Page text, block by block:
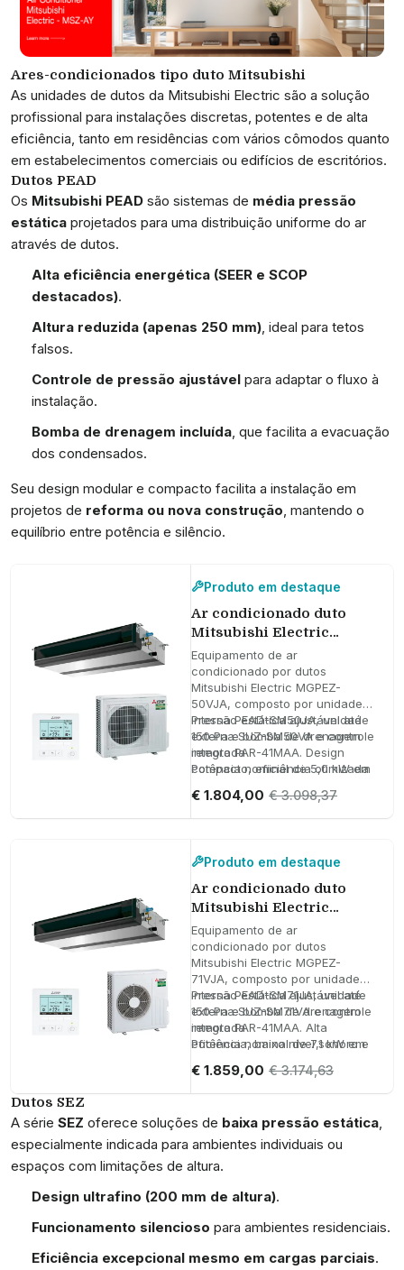
Ares-condicionados tipo duto Mitsubishi
As unidades de dutos da Mitsubishi Electric são a solução
profissional para instalações discretas, potentes e de alta
eficiência, tanto em residências com vários cômodos quanto
em estabelecimentos comerciais ou edifícios de escritórios.
Dutos PEAD
Os Mitsubishi PEAD são sistemas de média pressão
estática projetados para uma distribuição uniforme do ar
através de dutos.
Alta eficiência energética (SEER e SCOP
destacados).
Altura reduzida (apenas 250 mm) , ideal para tetos
falsos.
Controle de pressão ajustável para adaptar o fluxo à
instalação.
Bomba de drenagem incluída , que facilita a evacuação
dos condensados.
Seu design modular e compacto facilita a instalação em
projetos de reforma ou nova construção , mantendo o
equilíbrio entre potência e silêncio.
Produto em destaque
Ar condicionado duto
Mitsubishi Electric
MGPEZ-50VJA 5,0 kW
17000 BTU
Equipamento de ar
condicionado por dutos
Mitsubishi Electric MGPEZ-
50VJA, composto por unidade
interna PEAD-SM50JA, unidade
externa SUZ-SM50VA e controle
remoto PAR-41MAA. Design
compacto, eficiência otimizada
Pressão estática ajustável até
150 Pa e bomba de drenagem
integrada
Potência nominal de 5,0 kW em
SCOP de 3,8 e SEER de 5,3 para
um consumo eficiente
€ 1.804,00 € 3.098,37
Produto em destaque
Ar condicionado duto
Mitsubishi Electric
MGPEZ-71VJA 7,1 kW
24000 BTU
Equipamento de ar
condicionado por dutos
Mitsubishi Electric MGPEZ-
71VJA, composto por unidade
interna PEAD-SM71JA, unidade
externa SUZ-SM71VA e controle
remoto PAR-41MAA. Alta
eficiência, baixo nível sonoro e
Pressão estática ajustável até
150 Pa e bomba de drenagem
integrada
Potência nominal de 7,1 kW em
SCOP de 3,8 e SEER de 5,5 para
máxima eficiência energética
€ 1.859,00 € 3.174,63
Dutos SEZ
A série SEZ oferece soluções de baixa pressão estática
especialmente indicada para ambientes individuais ou
espaços com limitações de altura.
Design ultrafino (200 mm de altura).
Funcionamento silencioso para ambientes residenciais.
Eficiência excepcional mesmo em cargas parciais.